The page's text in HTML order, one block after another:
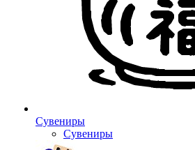
Сувениры
Сувениры